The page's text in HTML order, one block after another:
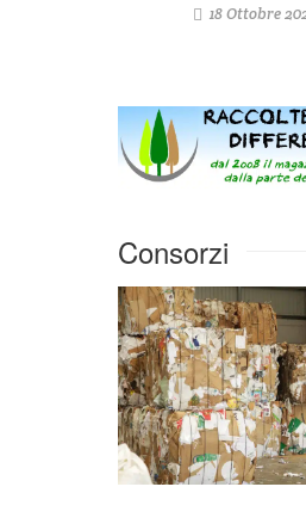
18 Ottobre
Consorzi